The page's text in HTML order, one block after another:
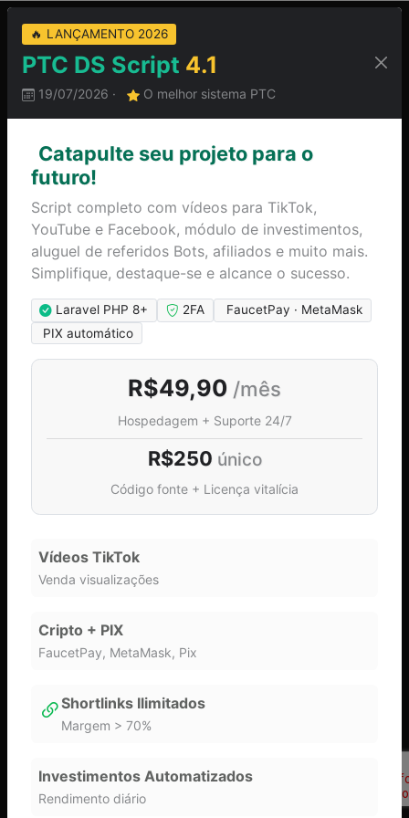
🔐 Access
📝 Create
Continuar com MetaMask
Login with Google
ou
🔥 LANÇAMENTO 2026
PTC DS Script 4.1
19/07/2026 · O melhor sistema PTC
Catapulte seu projeto para o
futuro!
Script completo com vídeos para TikTok,
YouTube e Facebook, módulo de investimentos,
aluguel de referidos Bots, afiliados e muito mais.
Simplifique, destaque-se e alcance o sucesso.
Laravel PHP 8+ 2FA
FaucetPay · MetaMask
PIX automático
R$49,90 /mês
Hospedagem + Suporte 24/7
R$250 único
Código fonte + Licença vitalícia
Vídeos TikTok
Venda visualizações
Cripto + PIX
FaucetPay, MetaMask, Pix
Shortlinks Ilimitados
Margem > 70%
Investimentos Automatizados
Rendimento diário